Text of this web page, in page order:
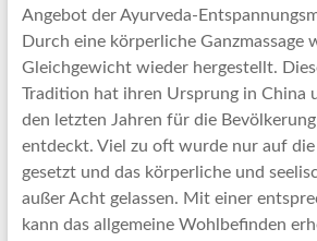
Angebot der Ayurveda-
Durch eine körperliche Ganzmassage
Gleichgewicht wieder hergestellt.
Tradition hat ihren Ursprung in China
den letzten Jahren für die
entdeckt. Viel zu oft wurde nur auf
gesetzt und das körperliche und
außer Acht gelassen. Mit einer
kann das allgemeine Wohlbefinden